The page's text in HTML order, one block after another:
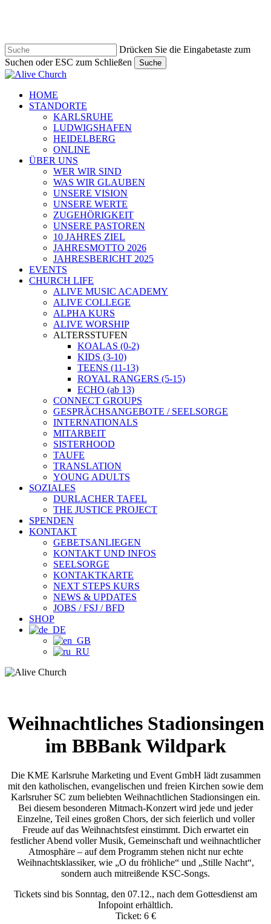
Drücken Sie die Eingabetaste zum
Suchen oder ESC zum Schließen
Suche
Suche
Navigationsmenü
HOME
STANDORTE
KARLSRUHE
LUDWIGSHAFEN
HEIDELBERG
ONLINE
ÜBER UNS
WER WIR SIND
WAS WIR GLAUBEN
UNSERE VISION
UNSERE WERTE
ZUGEHÖRIGKEIT
UNSERE PASTOREN
10 JAHRES ZIEL
JAHRESMOTTO 2026
JAHRESBERICHT 2025
EVENTS
CHURCH LIFE
ALIVE MUSIC ACADEMY
ALIVE COLLEGE
ALPHA KURS
ALIVE WORSHIP
ALTERSSTUFEN
KOALAS (0-2)
KIDS (3-10)
TEENS (11-13)
ROYAL RANGERS (5-15)
ECHO (ab 13)
CONNECT GROUPS
GESPRÄCHSANGEBOTE / SEELSORGE
INTERNATIONALS
MITARBEIT
SISTERHOOD
TAUFE
TRANSLATION
YOUNG ADULTS
SOZIALES
DURLACHER TAFEL
THE JUSTICE PROJECT
SPENDEN
KONTAKT
GEBETSANLIEGEN
KONTAKT UND INFOS
SEELSORGE
KONTAKTKARTE
NEXT STEPS KURS
NEWS & UPDATES
JOBS / FSJ / BFD
SHOP
Weihnachtliches Stadionsingen
im BBBank Wildpark
Die KME Karlsruhe Marketing und Event GmbH lädt zusammen
mit den katholischen, evangelischen und freien Kirchen sowie dem
Karlsruher SC zum beliebten Weihnachtlichen Stadionsingen ein.
Bei diesem besonderen Mitmach-Konzert wird jede und jeder
Einzelne, Teil eines großen Chors, der sich feierlich und voller
Freude auf das Weihnachtsfest einstimmt. Dich erwartet ein
festlicher Abend voller Musik, Gemeinschaft und weihnachtlicher
Atmosphäre – auf dem Programm stehen nicht nur echte
Weihnachtsklassiker, wie „O du fröhliche“ und „Stille Nacht“,
sondern auch mitreißende KSC-Songs.
Tickets sind bis Sonntag, den 07.12., nach dem Gottesdienst am
Infopoint erhältlich.
Ticket: 6 €